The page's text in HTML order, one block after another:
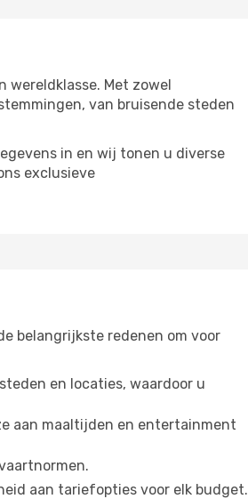
wereldklasse. Met zowel
van bruisende steden
in en wij tonen u diverse
exclusieve
belangrijkste redenen om voor
en locaties, waardoor u
aan maaltijden en entertainment
aan tariefopties voor elk budget.